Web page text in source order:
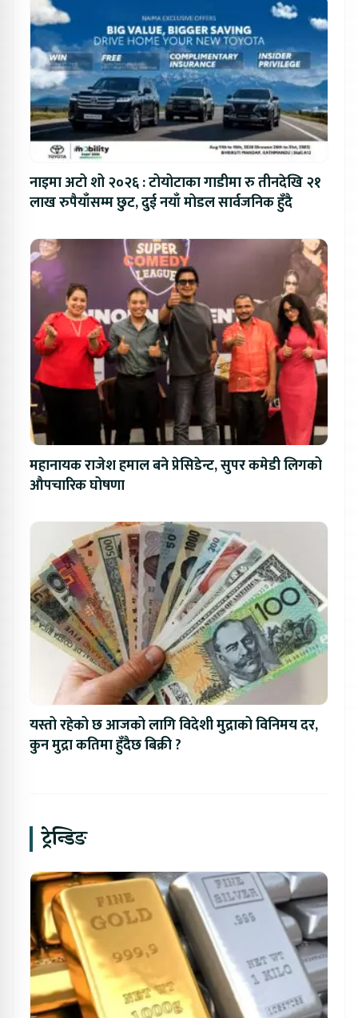
नाइमा अटो शो २०२६ : टोयोटाका गाडीमा रु तीनदेखि २१
लाख रुपैयाँसम्म छुट, दुई नयाँ मोडल सार्वजनिक हुँदै
महानायक राजेश हमाल बने प्रेसिडेन्ट, सुपर कमेडी लिगको
औपचारिक घोषणा
यस्तो रहेको छ आजको लागि विदेशी मुद्राको विनिमय दर,
कुन मुद्रा कतिमा हुँदैछ बिक्री ?
ट्रेन्डिङ